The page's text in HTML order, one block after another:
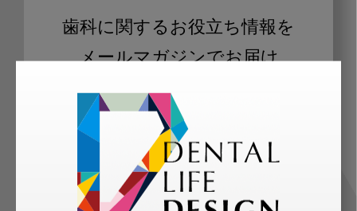
歯科に関するお役立ち情報を
メールマガジンでお届け
ご登録いただいた職種（歯科医師、歯
科衛生士、歯科技工士）に合わせた内
容のメールマガジンをお届けします。